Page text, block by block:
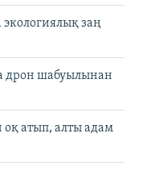
заң
дрон шабуылынан
оқ атып, алты адам